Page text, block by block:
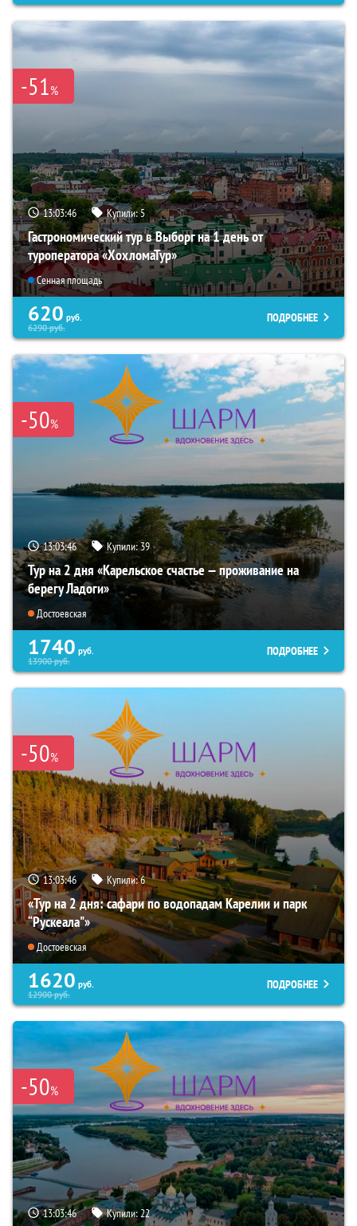
-51%
13:03:44 Купили:5
Гастрономический тур в Выборг на 1 день от
туроператора «ХохломаТур»
Сенная площадь
620 руб.
6290руб.
ПОДРОБНЕЕ
-50%
13:03:44 Купили:39
Тур на 2 дня «Карельское счастье — проживание на
берегу Ладоги»
Достоевская
1740 руб.
13900руб.
ПОДРОБНЕЕ
-50%
13:03:44 Купили:6
«Тур на 2 дня: сафари по водопадам Карелии и парк
“Рускеала"»
Достоевская
1620 руб.
12900руб.
ПОДРОБНЕЕ
-50%
13:03:44 Купили:22